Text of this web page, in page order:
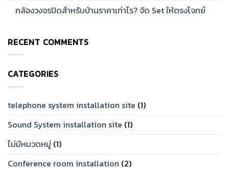
[2026]
ไหม?
งาน
[2026]
on
ดี?
แบรนด์
ทน
และ
ถือ
ปี
2026
กล้องวงจรปิดสำหรับบ้านราคาเท่าไร? จัด Set ให้ตรงโจทย์
กล้อง
วงจรปิด
สำหรับ
เท่าไร?
Set
โจทย์
RECENT COMMENTS
CATEGORIES
telephone system installation site (1)
Sound System installation site (1)
ไม่มีหมวดหมู่ (1)
Conference room installation (2)